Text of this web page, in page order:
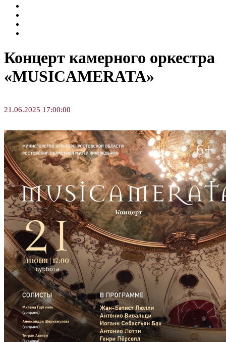
Концерт камерного оркестра
«MUSICAMERATA»
21.06.2025 17:00:00